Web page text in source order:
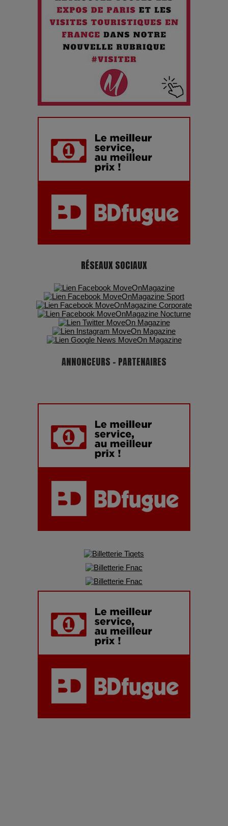
Maïra Kerey, la “voix d’or du Kazakhstan”, célèbre ses 30
ans de carrière à la Salle Gaveau
Les dessous de la fast fashion : un désastre écologique en
Adieu Jean-Pat : rire au bord du précipice
Pharaonic Festival 2025 : 10 ans d’électro sous les
montagnes, une fête à ne pas manquer
RÉSEAUX SOCIAUX
ANNONCEURS - PARTENAIRES